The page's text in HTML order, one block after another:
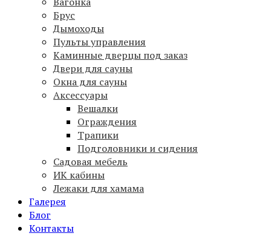
Брус
Дымоходы
Пульты управления
Каминные дверцы под заказ
Двери для сауны
Окна для сауны
Аксессуары
Вешалки
Ограждения
Трапики
Подголовники и сидения
Садовая мебель
ИК кабины
Лежаки для хамама
Галерея
Блог
Контакты